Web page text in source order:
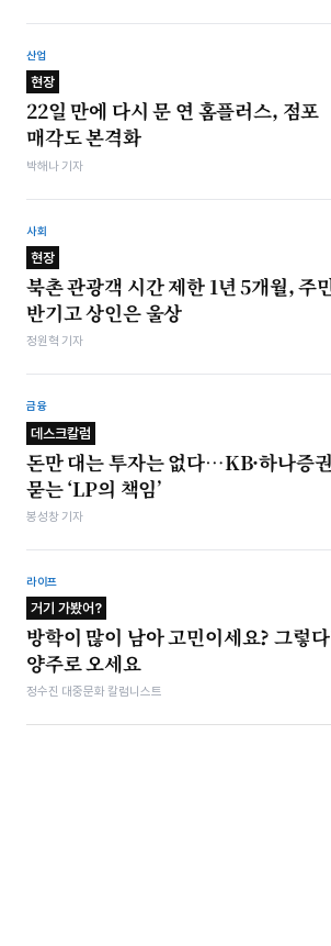
산업
현장
22일 만에 다시 문 연 홈플러스, 점포
매각도 본격화
박해나 기자
사회
현장
북촌 관광객 시간 제한 1년 5개월, 주
반기고 상인은 울상
정원혁 기자
금융
데스크칼럼
돈만 대는 투자는 없다…KB·하나증
묻는 ‘LP의 책임’
봉성창 기자
라이프
거기 가봤어?
방학이 많이 남아 고민이세요? 그렇
양주로 오세요
정수진 대중문화 칼럼니스트